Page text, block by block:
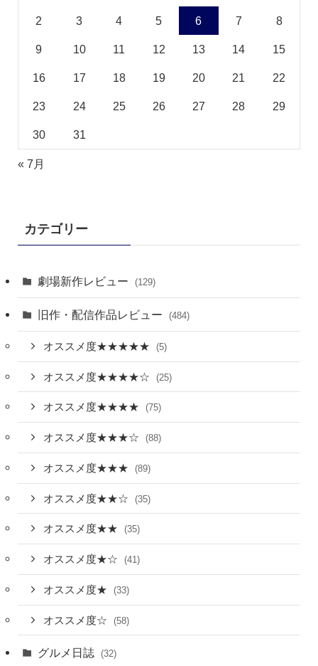
2 3 4 5 6 7 8
9 10 11 12 13 14 15
16 17 18 19 20 21 22
23 24 25 26 27 28 29
30 31
« 7月
カテゴリー
劇場新作レビュー (129)
旧作・配信作品レビュー (484)
オススメ度★★★★★ (5)
オススメ度★★★★☆ (25)
オススメ度★★★★ (75)
オススメ度★★★☆ (88)
オススメ度★★★ (89)
オススメ度★★☆ (35)
オススメ度★★ (35)
オススメ度★☆ (41)
オススメ度★ (33)
オススメ度☆ (58)
グルメ日誌 (32)